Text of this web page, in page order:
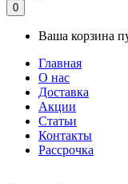
0
Ваша корзина
Главная
О нас
Доставка
Акции
Статьи
Контакты
Рассрочка